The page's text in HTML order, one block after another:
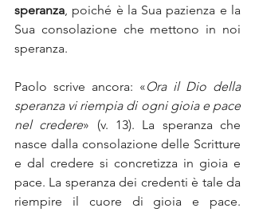
speranza, poiché è la Sua pazienza e la
Sua consolazione che mettono in noi
speranza.
Paolo scrive ancora: «Ora il Dio della
speranza vi riempia di ogni gioia e pace
nel credere» (v. 13). La speranza che
nasce dalla consolazione delle Scritture
e dal credere si concretizza in gioia e
pace. La speranza dei credenti è tale da
riempire il cuore di gioia e pace.